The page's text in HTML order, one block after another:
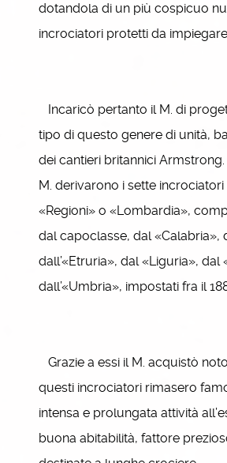
dotandola di un più cospicuo
incrociatori protetti da
Incaricò pertanto il M. di
tipo di questo genere di unità,
dei cantieri britannici
M. derivarono i sette
«Regioni» o «Lombardia»,
dal capoclasse, dal «Calabria»,
dall’«Etruria», dal «Liguria», dal
dall’«Umbria», impostati fra il
Grazie a essi il M. acquistò
questi incrociatori rimasero
intensa e prolungata attività
buona abitabilità, fattore